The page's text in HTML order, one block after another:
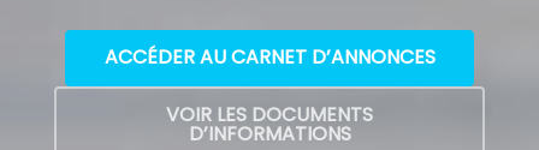
ACCÉDER AU CARNET D’ANNONCES
VOIR LES DOCUMENTS
D’INFORMATIONS